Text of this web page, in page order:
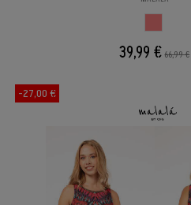
39,99 € 66,99 €
-27,00 €